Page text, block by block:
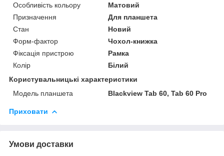
Особливість кольору
Матовий
Призначення
Для планшета
Стан
Новий
Форм-фактор
Чохол-книжка
Фіксація пристрою
Рамка
Колір
Білий
Користувальницькі характеристики
Модель планшета
Blackview Tab 60, Tab 60 Pro
Приховати
Умови доставки